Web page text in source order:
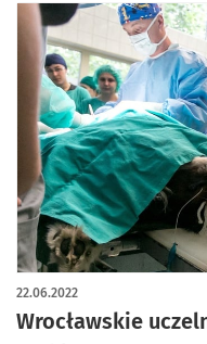
Wrocławskie
22.06.2022